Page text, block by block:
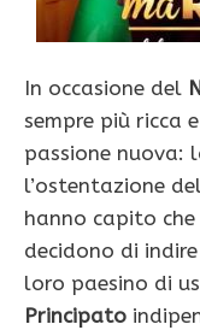
In occasione del
sempre più ricca
passione nuova:
l’ostentazione
hanno capito
decidono di
loro paesino di
Principato